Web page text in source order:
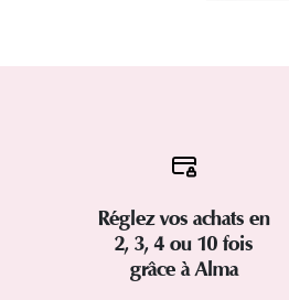
Réglez vos achats en
2, 3, 4 ou 10 fois
grâce à Alma